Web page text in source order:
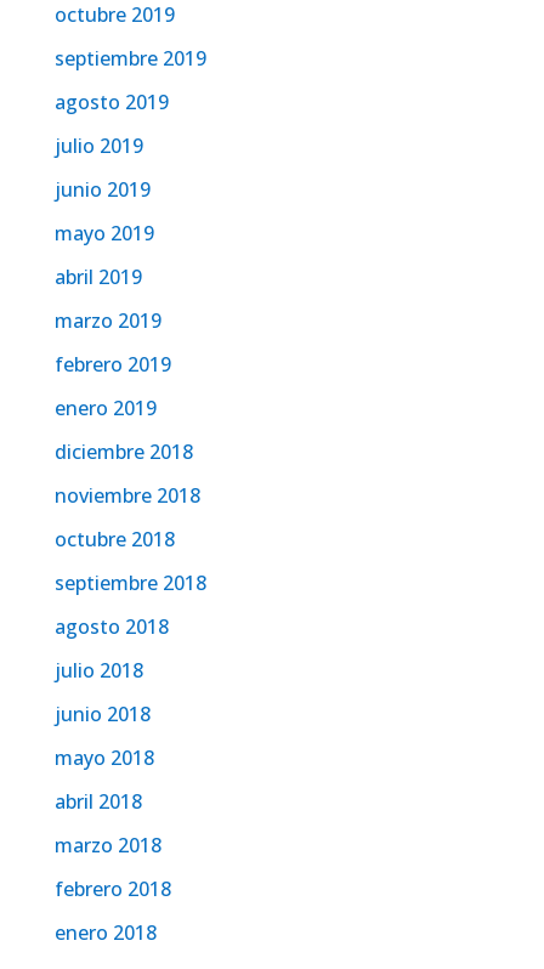
octubre 2019
septiembre 2019
agosto 2019
julio 2019
junio 2019
mayo 2019
abril 2019
marzo 2019
febrero 2019
enero 2019
diciembre 2018
noviembre 2018
octubre 2018
septiembre 2018
agosto 2018
julio 2018
junio 2018
mayo 2018
abril 2018
marzo 2018
febrero 2018
enero 2018